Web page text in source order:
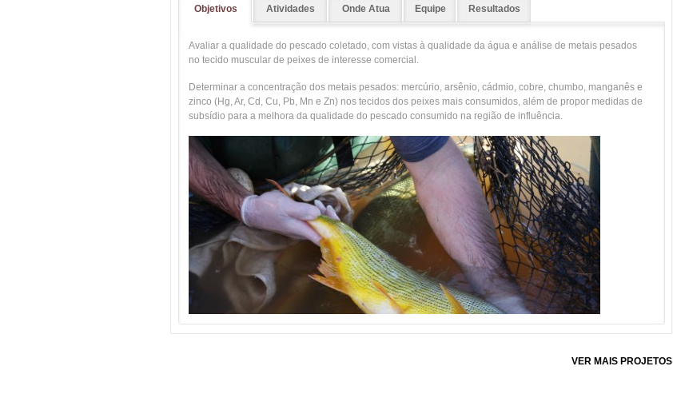
Objetivos Atividades Onde Atua Equipe Resultados
Avaliar a qualidade do pescado coletado, com vistas à qualidade da água e análise de metais pesados
no tecido muscular de peixes de interesse comercial.
Determinar a concentração dos metais pesados: mercúrio, arsênio, cádmio, cobre, chumbo, manganês e
zinco (Hg, Ar, Cd, Cu, Pb, Mn e Zn) nos tecidos dos peixes mais consumidos, além de propor medidas de
subsídio para a melhora da qualidade do pescado consumido na região de influência.
VER MAIS PROJETOS